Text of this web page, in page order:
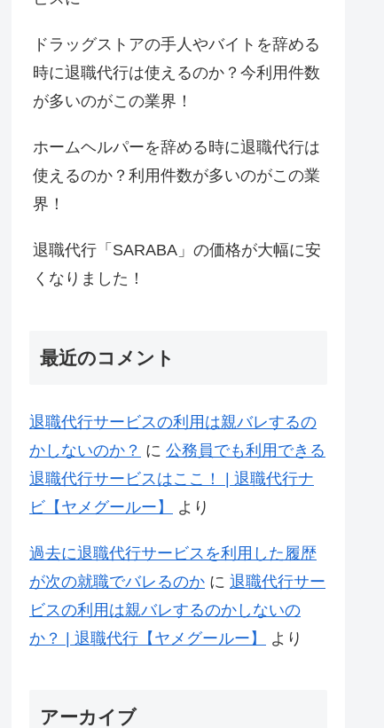
ドラッグストアの手人やバイトを辞める
時に退職代行は使えるのか？今利用件数
が多いのがこの業界！
ホームヘルパーを辞める時に退職代行は
使えるのか？利用件数が多いのがこの業
界！
退職代行「SARABA」の価格が大幅に安
くなりました！
最近のコメント
退職代行サービスの利用は親バレするの
かしないのか？ に 公務員でも利用できる
退職代行サービスはここ！ | 退職代行ナ
ビ【ヤメグールー】
より
過去に退職代行サービスを利用した履歴
が次の就職でバレるのか に 退職代行サー
ビスの利用は親バレするのかしないの
か？ | 退職代行【ヤメグールー】
より
アーカイブ